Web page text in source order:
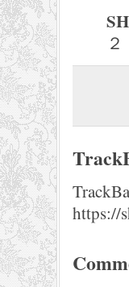
２（
https://